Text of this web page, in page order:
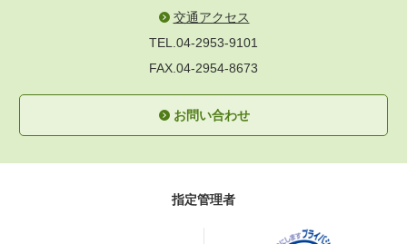
交通アクセス
TEL.04-2953-9101
FAX.04-2954-8673
お問い合わせ
指定管理者